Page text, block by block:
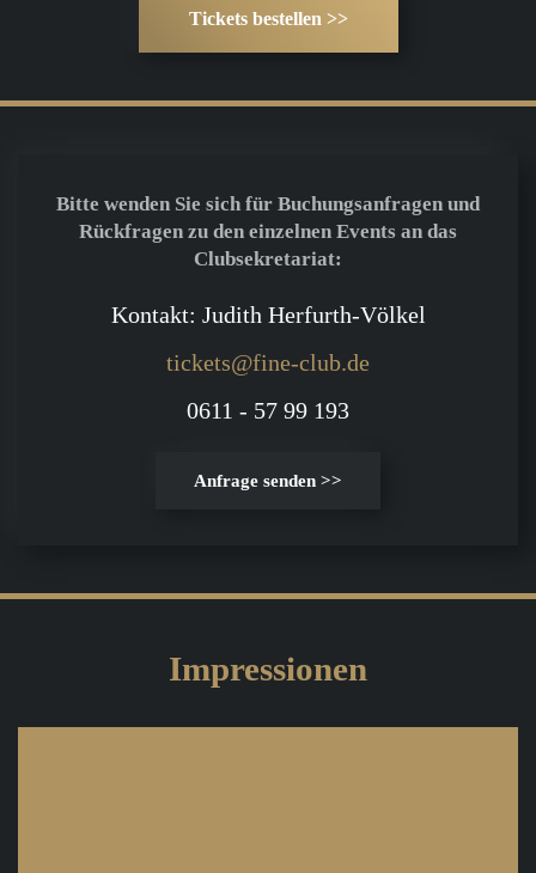
Tickets bestellen >>
Bitte wenden Sie sich für Buchungsanfragen und
Rückfragen zu den einzelnen Events an das
Clubsekretariat:
Kontakt: Judith Herfurth-Völkel
tickets@fine-club.de
0611 - 57 99 193
Anfrage senden >>
Impressionen